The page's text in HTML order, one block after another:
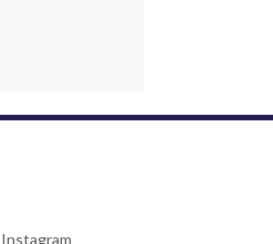
Instagram